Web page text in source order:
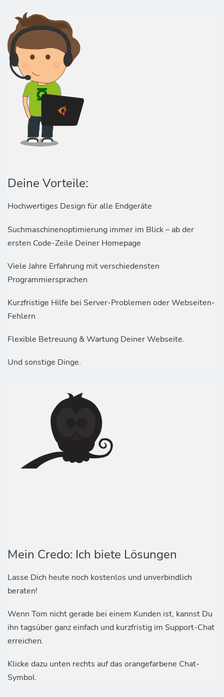
Deine Vorteile:
Hochwertiges Design für alle Endgeräte
Suchmaschinenoptimierung immer im Blick – ab der
ersten Code-Zeile Deiner Homepage
Viele Jahre Erfahrung mit verschiedensten
Programmiersprachen
Kurzfristige Hilfe bei Server-Problemen oder Webseiten-
Fehlern
Flexible Betreuung & Wartung Deiner Webseite.
Und sonstige Dinge.
Mein Credo: Ich biete Lösungen
Lasse Dich heute noch kostenlos und unverbindlich
beraten!
Wenn Tom nicht gerade bei einem Kunden ist, kannst Du
ihn tagsüber ganz einfach und kurzfristig im Support-Chat
erreichen.
Klicke dazu unten rechts auf das orangefarbene Chat-
Symbol.